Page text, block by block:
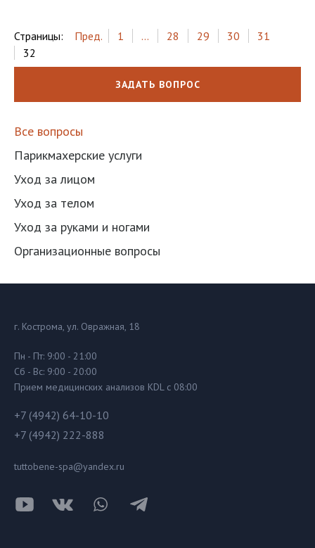
Страницы: Пред. 1 ... 28 29 30
31
32
ЗАДАТЬ ВОПРОС
Все вопросы
Парикмахерские услуги
Уход за лицом
Уход за телом
Уход за руками и ногами
Организационные вопросы
г. Кострома, ул. Овражная, 18
Пн - Пт: 9:00 - 21:00
Сб - Вс: 9:00 - 20:00
Прием медицинских анализов KDL с 08:00
+7 (4942) 64-10-10
+7 (4942) 222-888
tuttobene-spa@yandex.ru